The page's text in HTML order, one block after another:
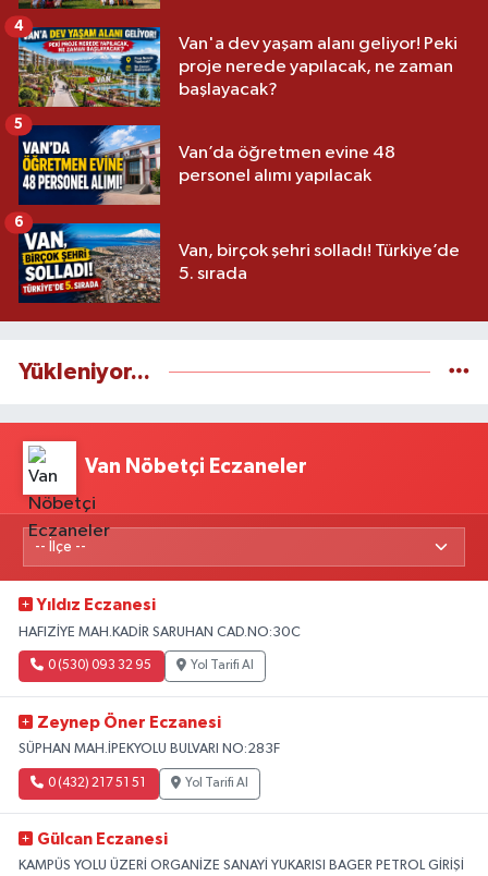
Van'a dev yaşam alanı geliyor! Peki
proje nerede yapılacak, ne zaman
başlayacak?
4
Van’da öğretmen evine 48
personel alımı yapılacak
5
Van, birçok şehri solladı! Türkiye’de
5. sırada
6
Yükleniyor...
Van Nöbetçi Eczaneler
Yıldız Eczanesi
HAFIZİYE MAH.KADİR SARUHAN CAD.NO:30C
0 (530) 093 32 95 Yol Tarifi Al
Zeynep Öner Eczanesi
SÜPHAN MAH.İPEKYOLU BULVARI NO:283F
0 (432) 217 51 51 Yol Tarifi Al
Gülcan Eczanesi
KAMPÜS YOLU ÜZERİ ORGANİZE SANAYİ YUKARISI BAGER PETROL GİRİŞİ